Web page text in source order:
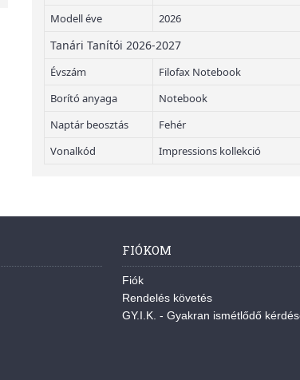
Modell éve
2026
Tanári Tanítói 2026-2027
Évszám
Filofax Notebook
Borító anyaga
Notebook
Naptár beosztás
Fehér
Vonalkód
Impressions kollekció
FIÓKOM
Fiók
Rendelés követés
GY.I.K. - Gyakran ismétlődő